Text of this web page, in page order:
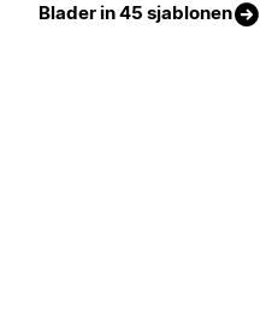
Blader in 45 sjablonen